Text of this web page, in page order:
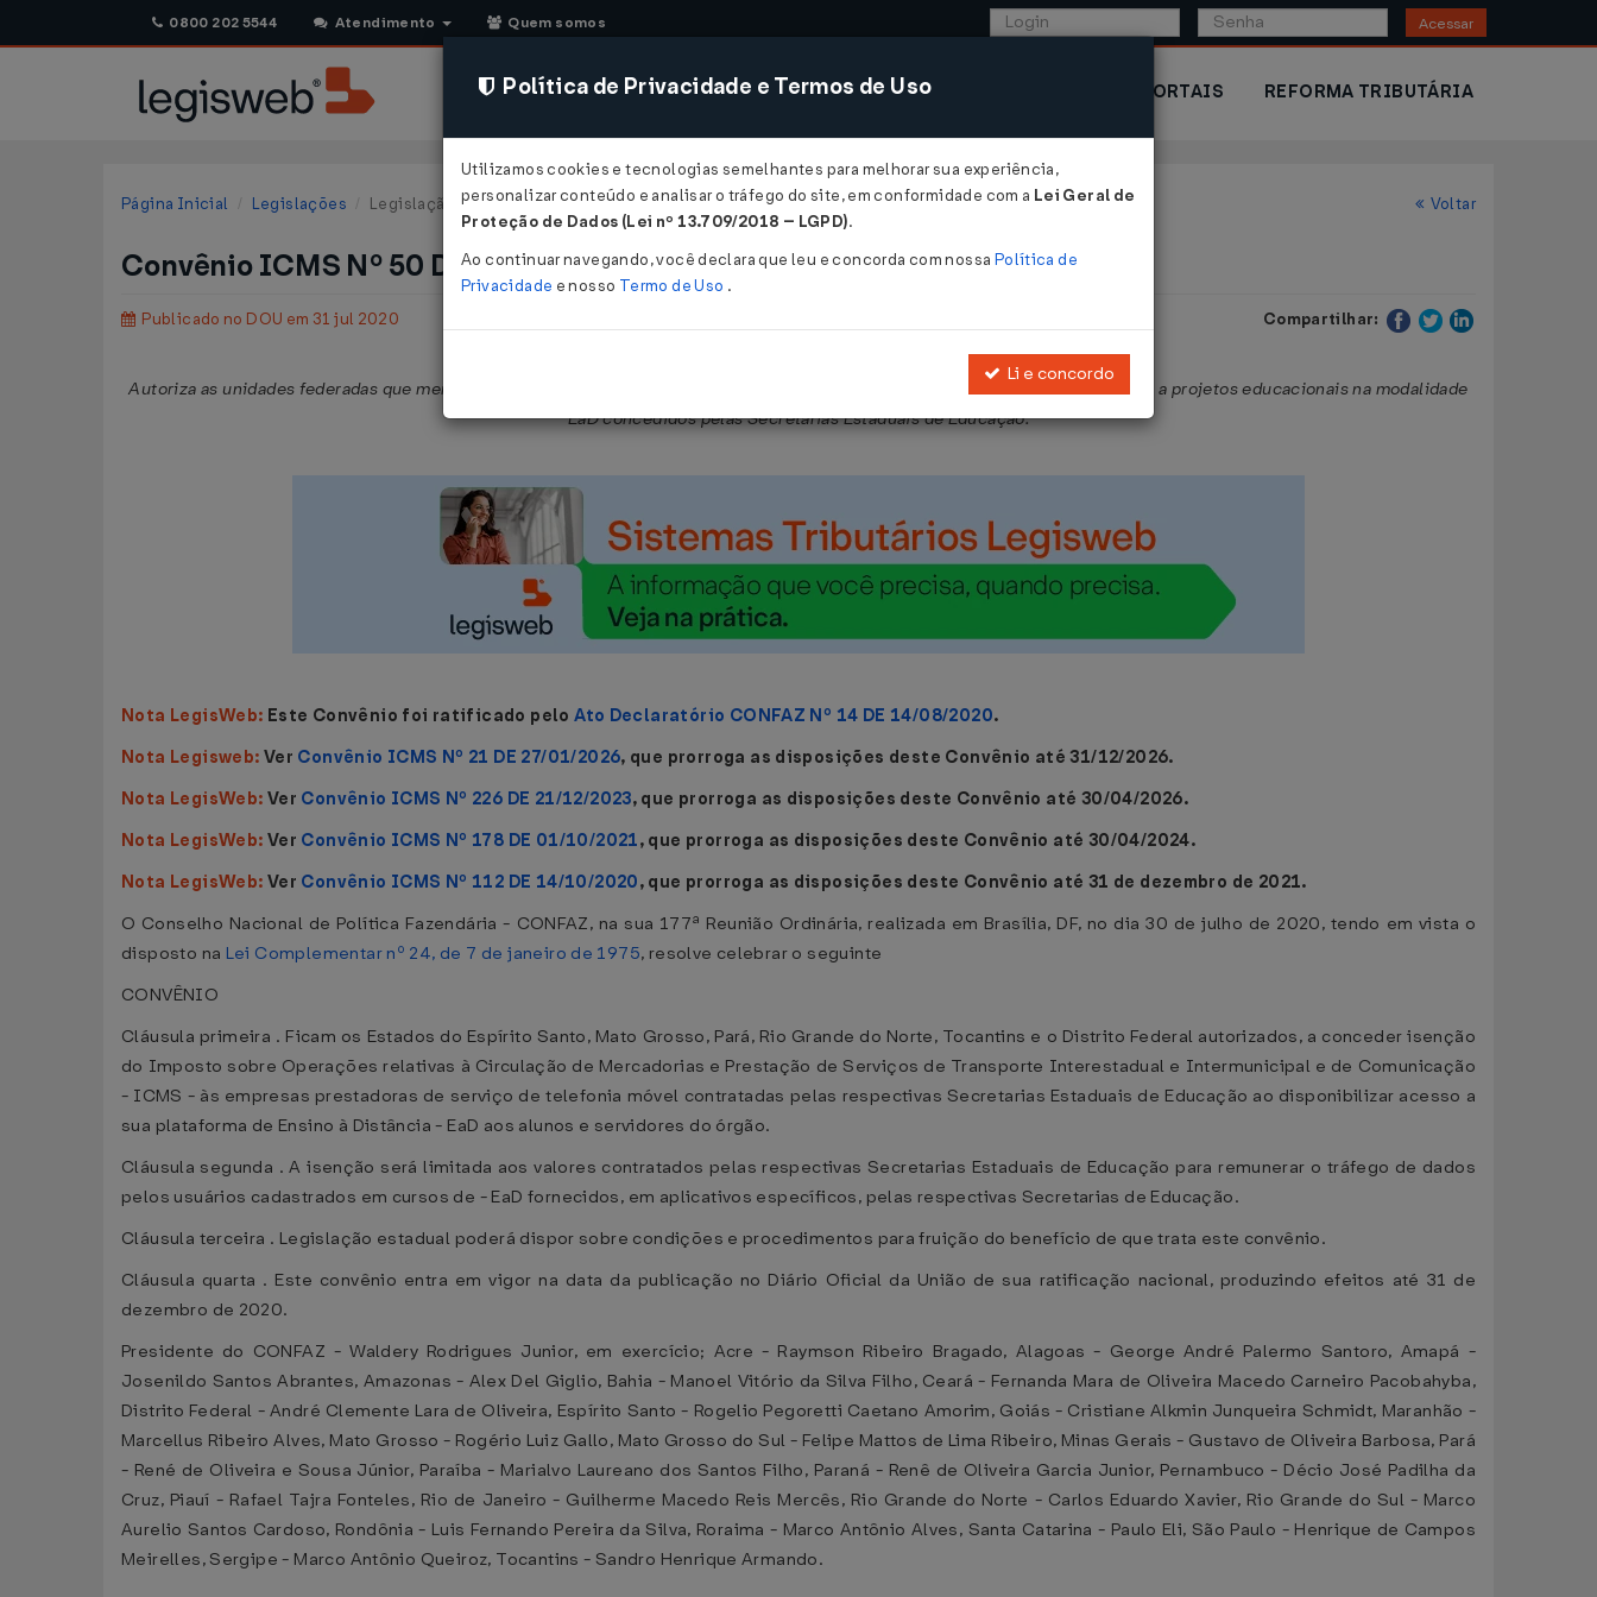
0800 202 5544 Atendimento Quem somos Acessar
CONSULTORIA SISTEMAS COMÉRCIO EXTERIOR PORTAIS REFORMA TRIBUTÁRIA
Página Inicial Legislações Legislação Federal Voltar
Convênio ICMS Nº 50 DE 30/07/2020
Publicado no DOU em 31 jul 2020 Compartilhar:
Autoriza as unidades federadas que menciona a conceder isenção sobre o ICMS incidente no serviço de comunicação destinado a projetos educacionais na modalidade
EaD concedidos pelas Secretarias Estaduais de Educação.
Nota LegisWeb: Este Convênio foi ratificado peloAto Declaratório CONFAZ Nº 14 DE 14/08/2020.
Nota Legisweb: Ver Convênio ICMS Nº 21 DE 27/01/2026, que prorroga as disposições deste Convênio até 31/12/2026.
Nota LegisWeb: Ver Convênio ICMS Nº 226 DE 21/12/2023, que prorroga as disposições deste Convênio até 30/04/2026.
Nota LegisWeb: Ver Convênio ICMS Nº 178 DE 01/10/2021, que prorroga as disposições deste Convênio até 30/04/2024.
Nota LegisWeb: Ver Convênio ICMS Nº 112 DE 14/10/2020, que prorroga as disposições deste Convênio até 31 de dezembro de 2021.
O Conselho Nacional de Política Fazendária - CONFAZ, na sua 177ª Reunião Ordinária, realizada em Brasília, DF, no dia 30 de julho de 2020, tendo em vista o
disposto na Lei Complementar nº 24, de 7 de janeiro de 1975, resolve celebrar o seguinte
CONVÊNIO
Cláusula primeira . Ficam os Estados do Espírito Santo, Mato Grosso, Pará, Rio Grande do Norte, Tocantins e o Distrito Federal autorizados, a conceder isenção
do Imposto sobre Operações relativas à Circulação de Mercadorias e Prestação de Serviços de Transporte Interestadual e Intermunicipal e de Comunicação
- ICMS - às empresas prestadoras de serviço de telefonia móvel contratadas pelas respectivas Secretarias Estaduais de Educação ao disponibilizar acesso a
sua plataforma de Ensino à Distância - EaD aos alunos e servidores do órgão.
Cláusula segunda . A isenção será limitada aos valores contratados pelas respectivas Secretarias Estaduais de Educação para remunerar o tráfego de dados
pelos usuários cadastrados em cursos de - EaD fornecidos, em aplicativos específicos, pelas respectivas Secretarias de Educação.
Cláusula terceira . Legislação estadual poderá dispor sobre condições e procedimentos para fruição do benefício de que trata este convênio.
Cláusula quarta . Este convênio entra em vigor na data da publicação no Diário Oficial da União de sua ratificação nacional, produzindo efeitos até 31 de
dezembro de 2020.
Presidente do CONFAZ - Waldery Rodrigues Junior, em exercício; Acre - Raymson Ribeiro Bragado, Alagoas - George André Palermo Santoro, Amapá -
Josenildo Santos Abrantes, Amazonas - Alex Del Giglio, Bahia - Manoel Vitório da Silva Filho, Ceará - Fernanda Mara de Oliveira Macedo Carneiro Pacobahyba,
Distrito Federal - André Clemente Lara de Oliveira, Espírito Santo - Rogelio Pegoretti Caetano Amorim, Goiás - Cristiane Alkmin Junqueira Schmidt, Maranhão -
Marcellus Ribeiro Alves, Mato Grosso - Rogério Luiz Gallo, Mato Grosso do Sul - Felipe Mattos de Lima Ribeiro, Minas Gerais - Gustavo de Oliveira Barbosa, Pará
- René de Oliveira e Sousa Júnior, Paraíba - Marialvo Laureano dos Santos Filho, Paraná - Renê de Oliveira Garcia Junior, Pernambuco - Décio José Padilha da
Cruz, Piauí - Rafael Tajra Fonteles, Rio de Janeiro - Guilherme Macedo Reis Mercês, Rio Grande do Norte - Carlos Eduardo Xavier, Rio Grande do Sul - Marco
Aurelio Santos Cardoso, Rondônia - Luis Fernando Pereira da Silva, Roraima - Marco Antônio Alves, Santa Catarina - Paulo Eli, São Paulo - Henrique de Campos
Meirelles, Sergipe - Marco Antônio Queiroz, Tocantins - Sandro Henrique Armando.
Política de Privacidade e Termos de Uso
Utilizamos cookies e tecnologias semelhantes para melhorar sua experiência,
personalizar conteúdo e analisar o tráfego do site, em conformidade com a Lei Geral de
Proteção de Dados (Lei nº 13.709/2018 – LGPD).
Ao continuar navegando, você declara que leu e concorda com nossa Política de
Privacidade e nosso Termo de Uso .
Li e concordo